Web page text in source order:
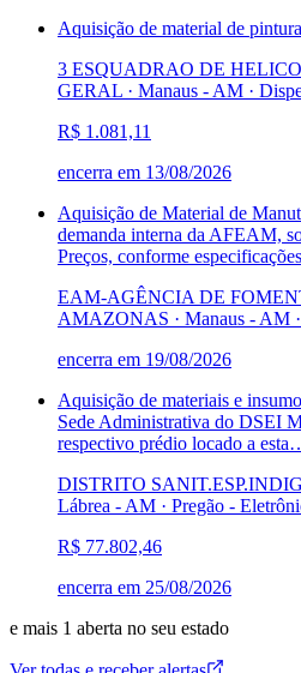
Aquisição de material de pintura
3 ESQUADRAO DE
GERAL · Manaus - AM ·
R$ 1.081,11
encerra em 13/08/2026
Aquisição de Material de
demanda interna da AFEAM,
Preços, conforme
EAM-AGÊNCIA DE
AMAZONAS · Manaus - AM ·
encerra em 19/08/2026
Aquisição de materiais e
Sede Administrativa do DSEI
respectivo prédio locado a
DISTRITO
Lábrea - AM · Pregão -
R$ 77.802,46
encerra em 25/08/2026
e mais 1 aberta no seu estado